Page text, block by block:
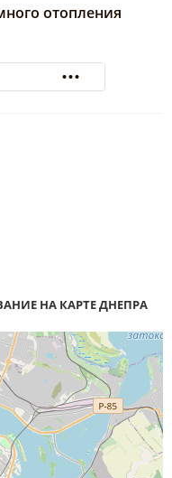
отопления
НА КАРТЕ ДНЕПРА